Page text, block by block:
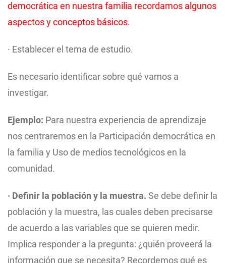
democrática en nuestra familia recordamos algunos
aspectos y conceptos básicos.
· Establecer el tema de estudio.
Es necesario identificar sobre qué vamos a
investigar.
Ejemplo: Para nuestra experiencia de aprendizaje
nos centraremos en la Participación democrática en
la familia y Uso de medios tecnológicos en la
comunidad.
· Definir la población y la muestra. Se debe definir la
población y la muestra, las cuales deben precisarse
de acuerdo a las variables que se quieren medir.
Implica responder a la pregunta: ¿quién proveerá la
información que se necesita? Recordemos qué es